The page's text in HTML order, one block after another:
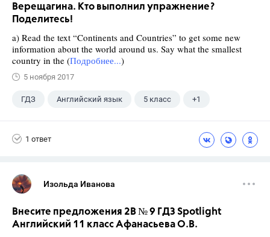
Верещагина. Кто выполнил упражнение?
Поделитесь!
a) Read the text “Continents and Countries” to get some new
information about the world around us. Say what the smallest
country in the (Подробнее...)
5 ноября 2017
ГДЗ Английский язык 5 класс +1
1 ответ
Изольда Иванова
Внесите предложения 2B № 9 ГДЗ Spotlight
Английский 11 класс Афанасьева О.В.